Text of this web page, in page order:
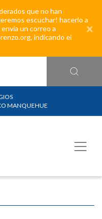
que no han
escuchar! hacerlo a
un correo a
indicando el
×
MANQUEHUE